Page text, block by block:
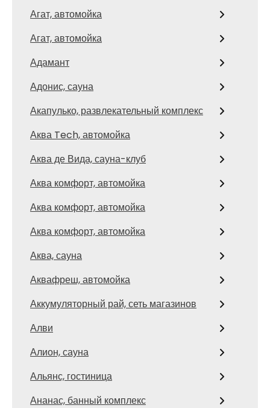
Агат, автомойка
Агат, автомойка
Адамант
Адонис, сауна
Акапулько, развлекательный комплекс
Аква Tech, автомойка
Аква де Вида, сауна-клуб
Аква комфорт, автомойка
Аква комфорт, автомойка
Аква комфорт, автомойка
Аква, сауна
Аквафреш, автомойка
Аккумуляторный рай, сеть магазинов
Алви
Алион, сауна
Альянс, гостиница
Ананас, банный комплекс